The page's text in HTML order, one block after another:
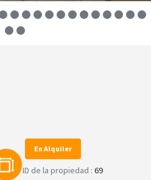
En Alquiler
ID de la propiedad : 69